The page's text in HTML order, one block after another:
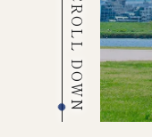
SCROLL DOWN